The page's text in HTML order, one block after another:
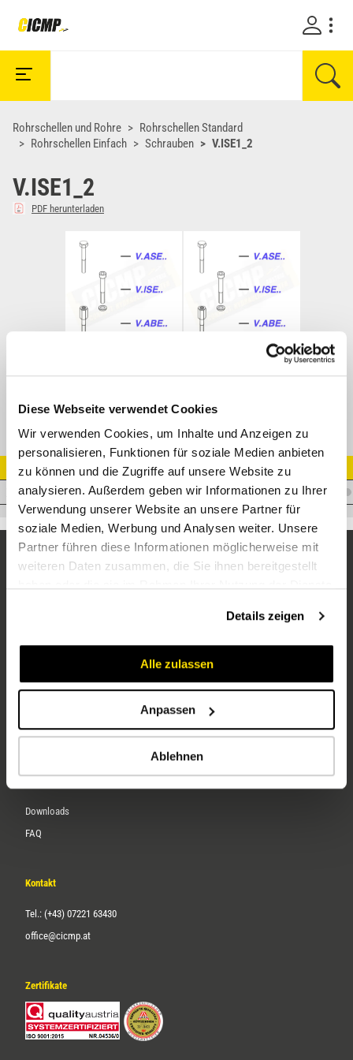
Diese Webseite verwendet Cookies
Wir verwenden Cookies, um Inhalte und Anzeigen zu
personalisieren, Funktionen für soziale Medien anbieten
zu können und die Zugriffe auf unsere Website zu
analysieren. Außerdem geben wir Informationen zu Ihrer
Verwendung unserer Website an unsere Partner für
soziale Medien, Werbung und Analysen weiter. Unsere
Partner führen diese Informationen möglicherweise mit
weiteren Daten zusammen, die Sie ihnen bereitgestellt
Details zeigen
Alle zulassen
Anpassen
Ablehnen
Rohrschellen und Rohre
Rohrschellen Standard
Rohrschellen Einfach
Schrauben V.ISE1_2
V.ISE1_2
PDF herunterladen
Artikel Nr.
V.ISE1_2
Karriere
Downloads
FAQ
Kontakt
Tel.: (+43) 07221 63430
office@cicmp.at
Zertifikate